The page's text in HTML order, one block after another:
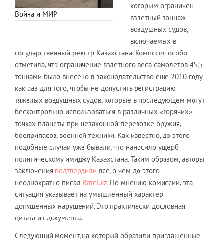
Война и МИР
которым ограничен
взлетный тоннаж
воздушных судов,
включаемых в
государственный реестр Казахстана. Комиссия особо
отметила, что ограничение взлетного веса самолетов 45,5
тоннами было внесено в законодательство еще 2010 году
как раз для того, чтобы не допустить регистрацию
тяжелых воздушных судов, которые в последующем могут
бесконтрольно использоваться в различных «горячих»
точках планеты при незаконной перевозке оружия,
боеприпасов, военной техники. Как известно, до этого
подобные случаи уже бывали, что наносило ущерб
политическому имиджу Казахстана. Таким образом, авторы
заключения подтвердили все, о чем до этого
неоднократно писал Ratel.kz. По мнению комиссии, эта
ситуация указывает на умышленный характер
допущенных нарушений. Это практически дословная
цитата из документа.
Следующий момент, на который обратили приглашенные